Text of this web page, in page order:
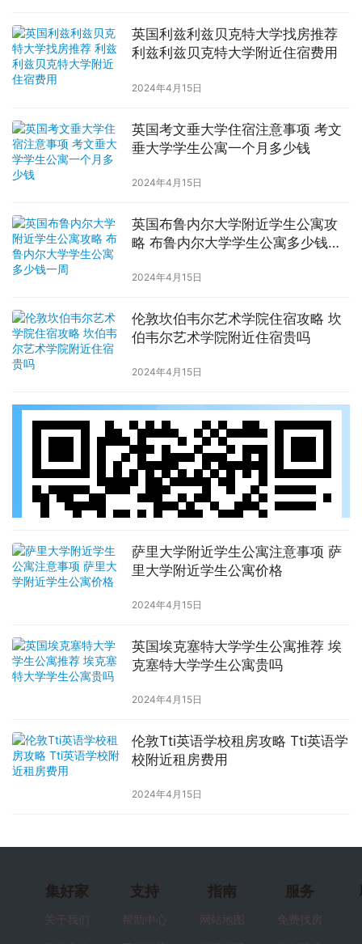
英国利兹利兹贝克特大学找房推荐
利兹利兹贝克特大学附近住宿费用
2024年4月15日
英国考文垂大学住宿注意事项 考文
垂大学学生公寓一个月多少钱
2024年4月15日
英国布鲁内尔大学附近学生公寓攻
略 布鲁内尔大学学生公寓多少钱一
2024年4月15日
伦敦坎伯韦尔艺术学院住宿攻略 坎
伯韦尔艺术学院附近住宿贵吗
2024年4月15日
萨里大学附近学生公寓注意事项 萨
里大学附近学生公寓价格
2024年4月15日
英国埃克塞特大学学生公寓推荐 埃
克塞特大学学生公寓贵吗
2024年4月15日
伦敦Tti英语学校租房攻略 Tti英语学
校附近租房费用
2024年4月15日
集好家
关于我们
支持
帮助中心
指南
网站地图
服务
免费找房